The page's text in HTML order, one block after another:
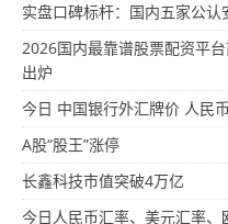
实盘口碑标杆：国内五家公
2026国内最靠谱股票配资平
出炉
今日 中国银行外汇牌价 人民
A股“股王”涨停
长鑫科技市值突破4万亿
今日人民币汇率、美元汇率